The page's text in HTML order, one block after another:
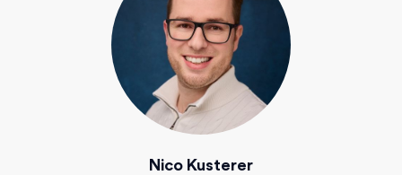
Nico Kusterer